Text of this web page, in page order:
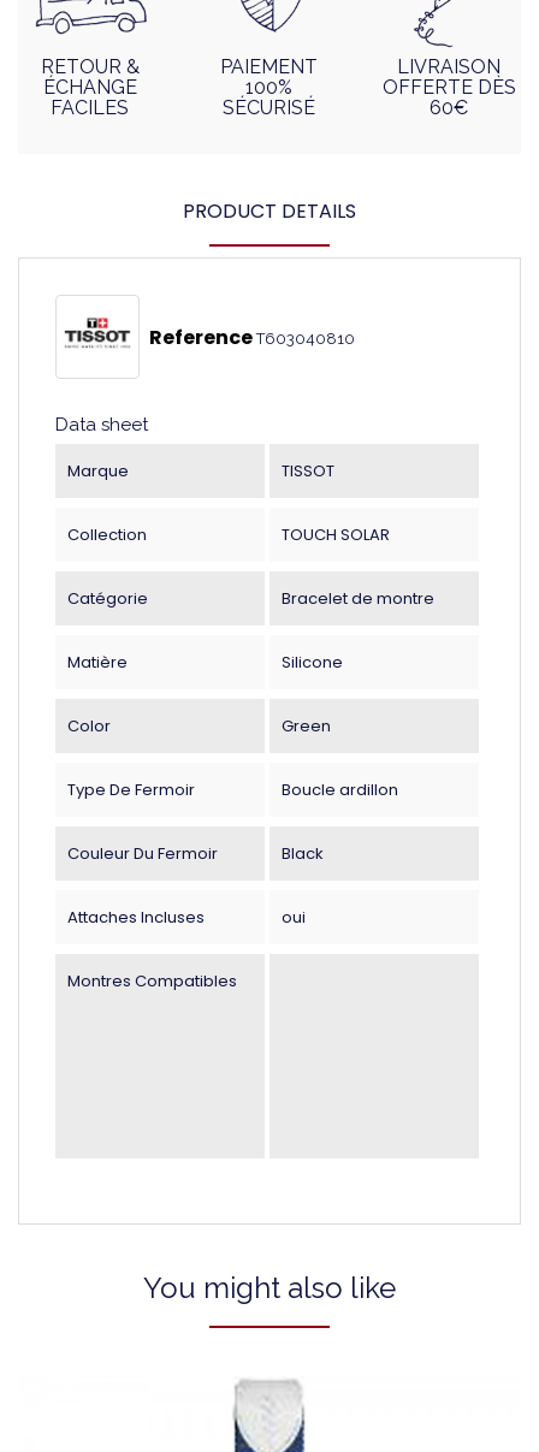
RETOUR &
ÉCHANGE
FACILES
PAIEMENT
100%
SÉCURISÉ
LIVRAISON
OFFERTE DÈS
60€
PRODUCT DETAILS
Reference T603040810
Data sheet
Marque TISSOT
Collection TOUCH SOLAR
Catégorie Bracelet de montre
Matière Silicone
Color Green
Type De Fermoir Boucle ardillon
Couleur Du Fermoir Black
Attaches Incluses oui
Montres Compatibles
You might also like